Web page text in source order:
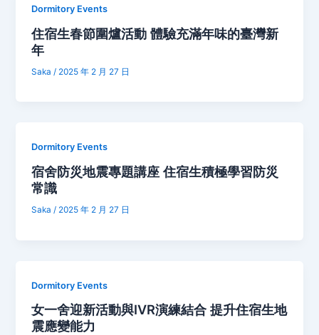
Dormitory Events
住宿生春節圍爐活動 體驗充滿年味的臺灣新
年
Saka / 2025 年 2 月 27 日
Dormitory Events
宿舍防災地震專題講座 住宿生積極學習防災
常識
Saka/ 2025 年 2 月 27 日
Dormitory Events
女一舍迎新活動與IVR演練結合 提升住宿生地
震應變能力